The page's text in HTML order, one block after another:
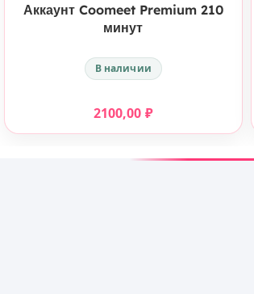
КУПИТЬ
Аккаунт Coomeet Premium 210
минут
В наличии
2100,00 ₽